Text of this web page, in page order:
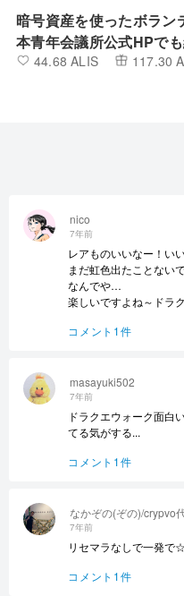
暗号資産を使ったボラン
本青年会議所公式HPで
44.68 ALIS 117.30
なかぞの(ぞの)/crypvo
7年前
リセマラなしで一発で
コメント1件
masayuki502
7年前
ドラクエウォーク面
てる気がする...
コメント1件
nico
7年前
レアものいいなー！い
まだ虹色出たことない
なんでや…
楽しいですよね～ドラ
コメント1件